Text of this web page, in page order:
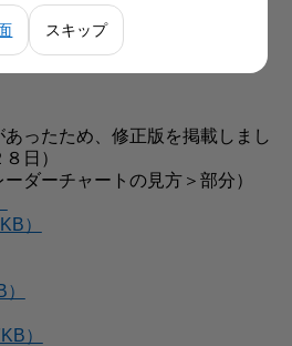
307KB）
ったため、修正版を掲載しまし
日）
ダーチャートの見方＞部分）
）
）
スキップ